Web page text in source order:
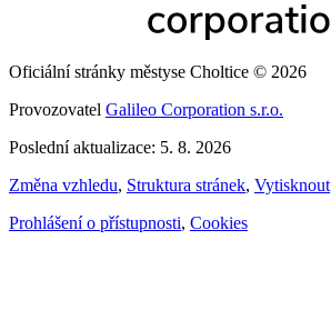
Oficiální stránky městyse Choltice © 2026
Provozovatel Galileo Corporation s.r.o.
Poslední aktualizace: 5. 8. 2026
Změna vzhledu, Struktura stránek, Vytisknout
Prohlášení o přístupnosti, Cookies